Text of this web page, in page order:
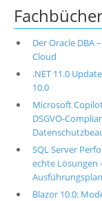
Der Oracle DBA
Cloud
.NET 11.0
10.0
Microsoft
DSGVO-
SQL Server
echte
Ausführungsplan
Blazor 10.0: